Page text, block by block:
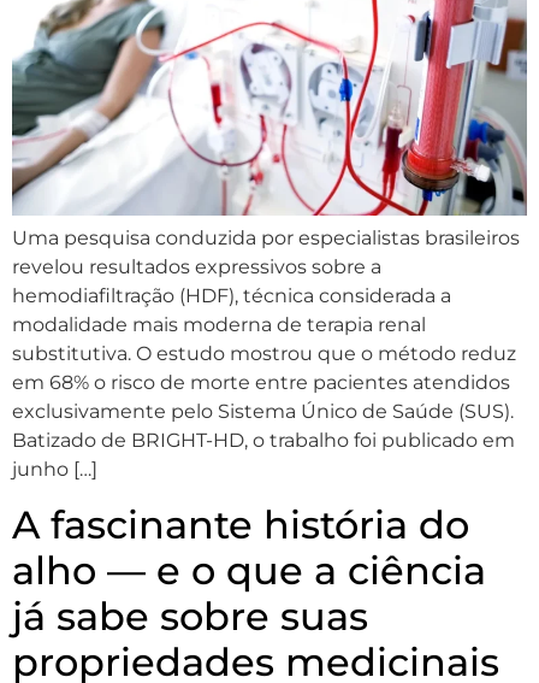
Uma pesquisa conduzida por especialistas brasileiros
revelou resultados expressivos sobre a
hemodiafiltração (HDF), técnica considerada a
modalidade mais moderna de terapia renal
substitutiva. O estudo mostrou que o método reduz
em 68% o risco de morte entre pacientes atendidos
exclusivamente pelo Sistema Único de Saúde (SUS).
Batizado de BRIGHT-HD, o trabalho foi publicado em
junho […]
A fascinante história do
alho — e o que a ciência
já sabe sobre suas
propriedades medicinais